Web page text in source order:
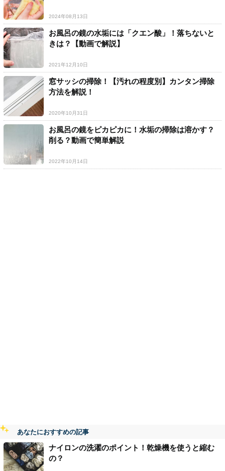
2024年08月13日
お風呂の鏡の水垢には「クエン酸」！落ちないと
きは？【動画で解説】
2021年12月10日
窓サッシの掃除！【汚れの程度別】カンタン掃除
方法を解説！
2020年10月31日
お風呂の鏡をピカピカに！水垢の掃除は溶かす？
削る？動画で簡単解説
2022年10月14日
あなたにおすすめの記事
ナイロンの洗濯のポイント！乾燥機を使うと縮む
の？